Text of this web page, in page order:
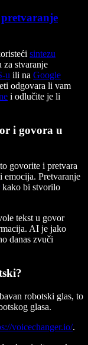
pretvaranje
sintezu
stvaranje
u ili na Google
odgovara li vam
i odlučite je li
i govora u
govorite i pretvara
emocija. Pretvaranje
kako bi stvorilo
tekst u govor
AI je jako
danas zvuči
robotski glas, to
glasa.
voicechanger.io/.